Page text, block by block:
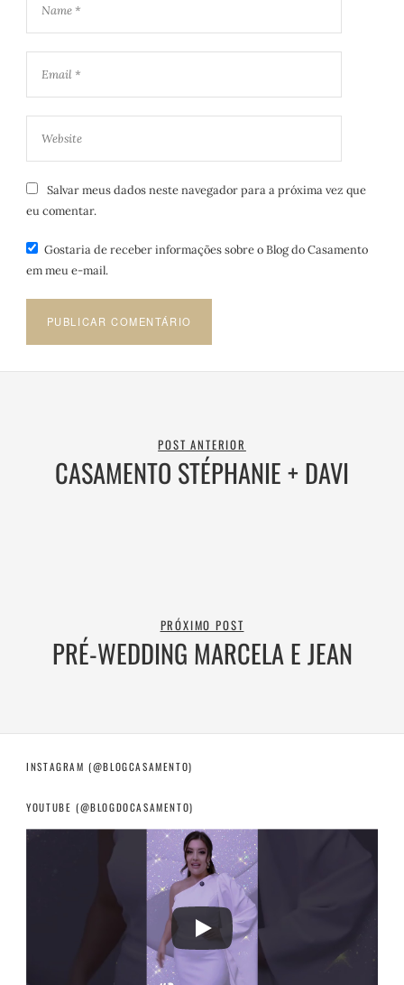
Salvar meus dados neste navegador para a próxima vez que
eu comentar.
Gostaria de receber informações sobre o Blog do Casamento
em meu e-mail.
POST ANTERIOR
CASAMENTO STÉPHANIE + DAVI
PRÓXIMO POST
PRÉ-WEDDING MARCELA E JEAN
INSTAGRAM (@BLOGCASAMENTO)
YOUTUBE (@BLOGDOCASAMENTO)